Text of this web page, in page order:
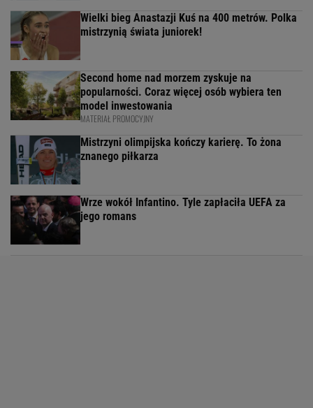
Wielki bieg Anastazji Kuś na 400 metrów. Polka
mistrzynią świata juniorek!
Second home nad morzem zyskuje na
popularności. Coraz więcej osób wybiera ten
model inwestowania
MATERIAŁ PROMOCYJNY
Mistrzyni olimpijska kończy karierę. To żona
znanego piłkarza
Wrze wokół Infantino. Tyle zapłaciła UEFA za
jego romans